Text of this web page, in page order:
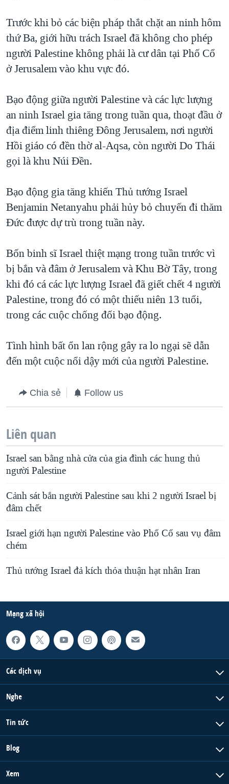
Trước khi bỏ các biện pháp thắt chặt an ninh hôm
thứ Ba, giới hữu trách Israel đã không cho phép
người Palestine không phải là cư dân tại Phố Cổ
ở Jerusalem vào khu vực đó.
Bạo động giữa người Palestine và các lực lượng
an ninh Israel gia tăng trong tuần qua, thoạt đầu ở
địa điểm linh thiêng Đông Jerusalem, nơi người
Hồi giáo có đền thờ al-Aqsa, còn người Do Thái
gọi là khu Núi Đền.
Bạo động gia tăng khiến Thủ tướng Israel
Benjamin Netanyahu phải hủy bỏ chuyến đi thăm
Đức được dự trù trong tuần này.
Bốn binh sĩ Israel thiệt mạng trong tuần trước vì
bị bắn và đâm ở Jerusalem và Khu Bờ Tây, trong
khi đó cá các lực lượng Israel đã giết chết 4 người
Palestine, trong đó có một thiếu niên 13 tuổi,
trong các cuộc chống đối bạo động.
Tình hình bất ổn lan rộng gây ra lo ngại sẽ dẫn
đến một cuộc nổi dậy mới của người Palestine.
Chia sẻ Follow us
Liên quan
Israel san bằng nhà cửa của gia đình các hung thủ
người Palestine
Cảnh sát bắn người Palestine sau khi 2 người Israel bị
đâm chết
Israel giới hạn người Palestine vào Phố Cổ sau vụ đâm
chém
Thủ tướng Israel đả kích thỏa thuận hạt nhân Iran
Mạng xã hội
Các dịch vụ
Nghe
Tin tức
Blog
Xem